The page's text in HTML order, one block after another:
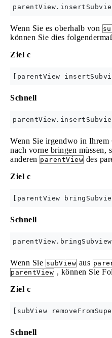
Wenn Sie es oberhalb von
können Sie dies
Ziel c
Schnell
Wenn Sie irgendwo in Ihrem
nach vorne bringen müssen,
anderen parentView des
Ziel c
Schnell
Wenn Sie subView aus
parentView , können Sie
Ziel c
Schnell